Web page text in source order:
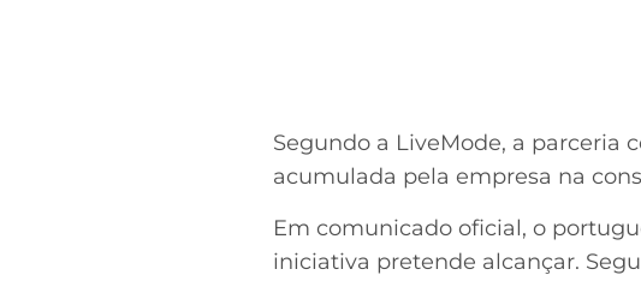
Segundo a LiveMode, a parceria
acumulada pela empresa na
Em comunicado oficial, o
iniciativa pretende alcançar.